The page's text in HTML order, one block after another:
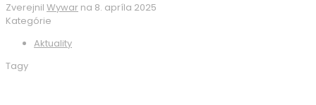
Zverejnil Wywar na 8. apríla 2025
Kategórie
Aktuality
Tagy